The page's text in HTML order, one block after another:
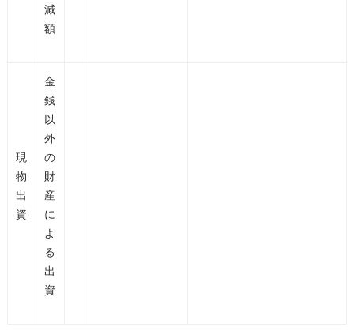
減
額
現
物
出
資
金
銭
以
外
の
財
産
に
よ
る
出
資